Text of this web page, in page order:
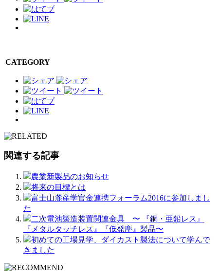
CATEGORY
関連する記事
農業新製品のお知らせ
将来の目標とは
富士山麓産学官金連携フォーラム2016に参加しまし
た
二次電池製造装置関連金具 〜 『銅・亜鉛レス』
『メタルタッチレス』『低発塵』製品〜
初めての工場見学、ダイカスト製法について学んで
きました